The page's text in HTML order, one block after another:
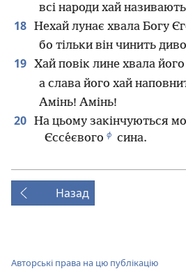
всі народи хай
18 Нехай лунає хвала Богу
бо тільки він чинить
19 Хай повік лине хвала
а слава його хай
Амінь! Амінь!
20 На цьому закінчуються
Єссе́євого ф сина.
Назад
Авторські права на цю публікацію